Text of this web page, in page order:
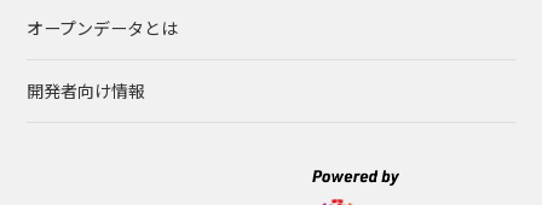
オープンデータとは
開発者向け情報